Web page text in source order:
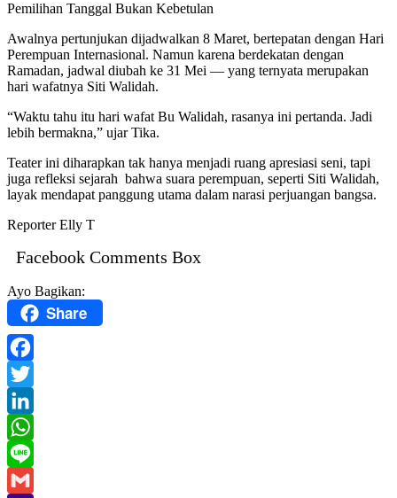
Pemilihan Tanggal Bukan Kebetulan
Awalnya pertunjukan dijadwalkan 8 Maret, bertepatan dengan Hari
Perempuan Internasional. Namun karena berdekatan dengan
Ramadan, jadwal diubah ke 31 Mei — yang ternyata merupakan
hari wafatnya Siti Walidah.
“Waktu tahu itu hari wafat Bu Walidah, rasanya ini pertanda. Jadi
lebih bermakna,” ujar Tika.
Teater ini diharapkan tak hanya menjadi ruang apresiasi seni, tapi
juga refleksi sejarah bahwa suara perempuan, seperti Siti Walidah,
layak mendapat panggung utama dalam narasi perjuangan bangsa.
Reporter Elly T
Facebook Comments Box
Ayo Bagikan:
Share
Facebook
Twitter
LinkedIn
WhatsApp
Line